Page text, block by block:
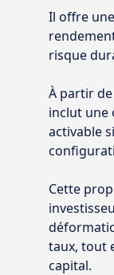
Il offre
risque
À partir
inclut une
activable
Cette
taux, tout
capital.